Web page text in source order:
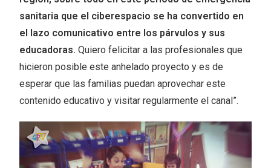
sanitaria que el ciberespacio se ha convertido en
el lazo comunicativo entre los párvulos y sus
educadoras. Quiero felicitar a las profesionales que
hicieron posible este anhelado proyecto y es de
esperar que las familias puedan aprovechar este
contenido educativo y visitar regularmente el canal”.